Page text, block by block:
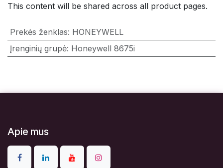
This content will be shared across all product pages.
Prekės ženklas: HONEYWELL
Įrenginių grupė: Honeywell 8675i
Apie mus